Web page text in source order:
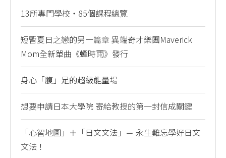
13所專門學校・85個課程總覽
短暫夏日之戀的另一篇章 異端奇才樂團Maverick
Mom全新單曲《蟬時雨》發行
身心「腹」足的超級能量場
想要申請日本大學院 寄給教授的第一封信成關鍵
「心智地圖」＋「日文文法」＝ 永生難忘學好日文
文法！